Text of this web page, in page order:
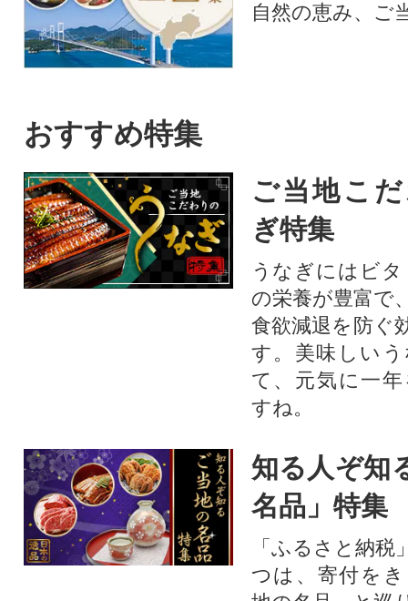
自然の恵み、ご
おすすめ特集
ご当地こ
ぎ特集
うなぎにはビ
の栄養が豊富で
食欲減退を防ぐ
す。美味しい
て、元気に一
すね。
知る人ぞ知
名品」特集
「ふるさと納
つは、寄付を